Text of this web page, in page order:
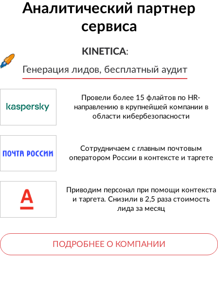
Аналитический партнер
сервиса
KINETICA:
Генерация лидов, бесплатный аудит
Генерация лидов, бесплатный
Провели более 15 флайтов по HR-
направлению в крупнейшей компании в
области кибербезопасности
Сотрудничаем с главным почтовым
оператором России в контексте и таргете
Приводим персонал при помощи контекста
и таргета. Снизили в 2,5 раза стоимость
лида за месяц
ПОДРОБНЕЕ О КОМПАНИИ